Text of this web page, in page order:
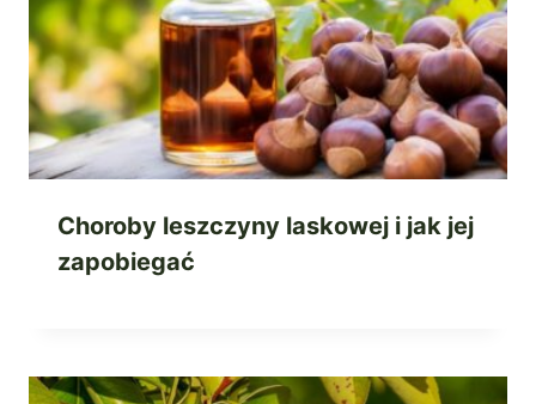
Choroby leszczyny laskowej i jak jej
zapobiegać